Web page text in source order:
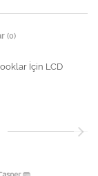
(0)
İçin LCD